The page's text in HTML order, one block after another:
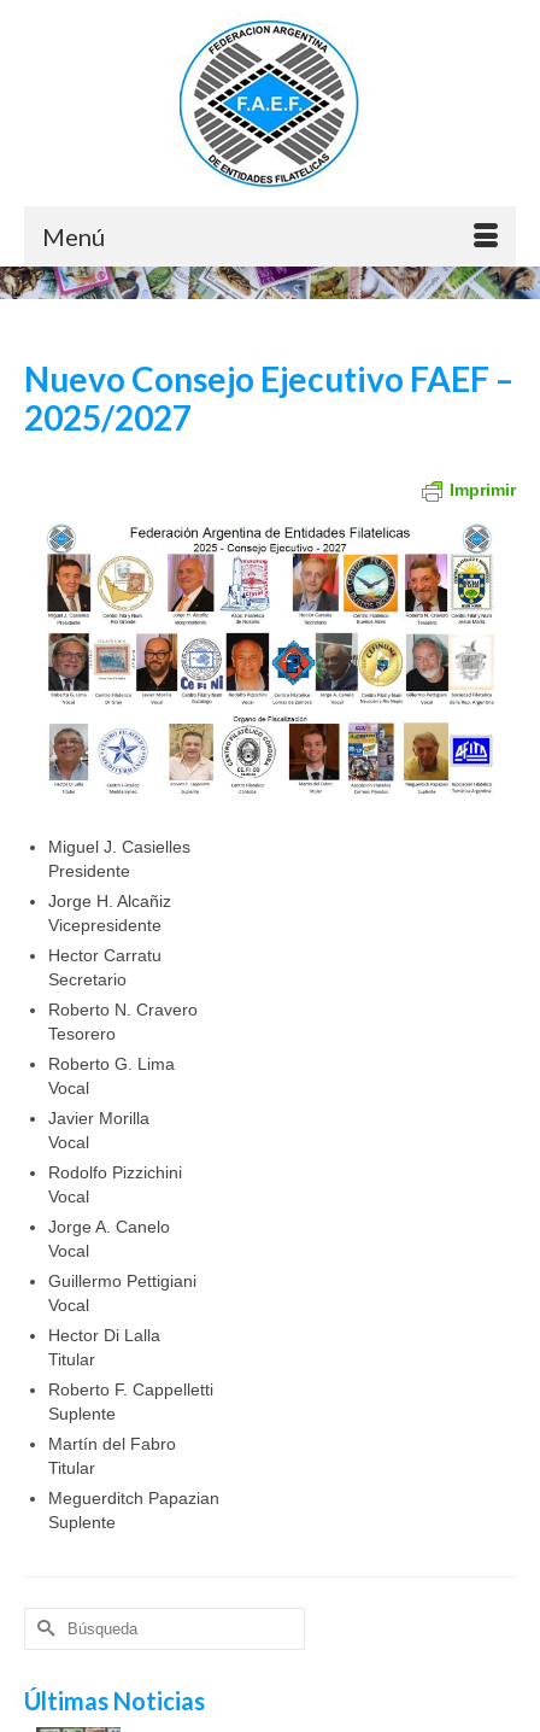
Menú
Nuevo Consejo Ejecutivo FAEF –
2025/2027
Imprimir
Miguel J. Casielles
Presidente
Jorge H. Alcañiz
Vicepresidente
Hector Carratu
Secretario
Roberto N. Cravero
Tesorero
Roberto G. Lima
Vocal
Javier Morilla
Vocal
Rodolfo Pizzichini
Vocal
Jorge A. Canelo
Vocal
Guillermo Pettigiani
Vocal
Hector Di Lalla
Titular
Roberto F. Cappelletti
Suplente
Martín del Fabro
Titular
Meguerditch Papazian
Suplente
Buscar
por:
Últimas Noticias